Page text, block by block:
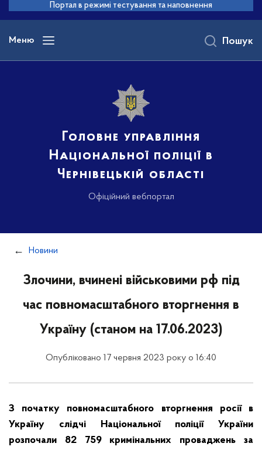
основного
вмісту
Портал в режимі тестування та наповнення
Меню
Головне управління
Національної поліції в
Чернівецькій області
Офіційний вебпортал
Пошук
Новини
Злочини, вчинені військовими рф під
час повномасштабного вторгнення в
Україну (станом на 17.06.2023)
Опубліковано 17 червня 2023 року о 16:40
З початку повномасштабного вторгнення росії в
Україну слідчі Національної поліції України
розпочали 82 759 кримінальних проваджень за